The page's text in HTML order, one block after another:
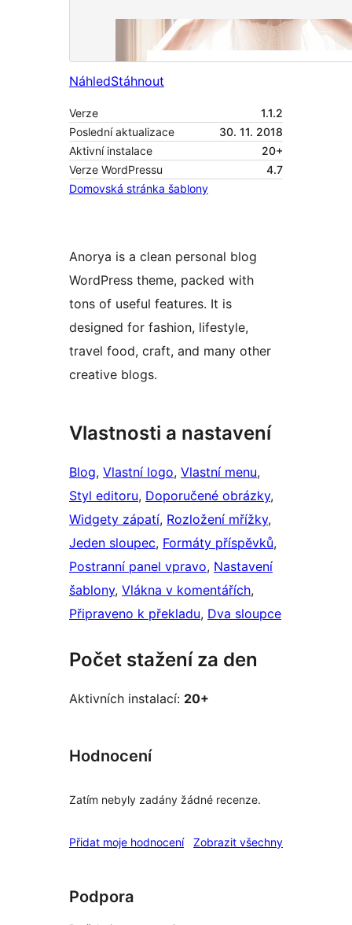
NáhledStáhnout
Verze
1.1.2
Poslední aktualizace
30. 11. 2018
Aktivní instalace
20+
Verze WordPressu
4.7
Domovská stránka šablony
Anorya is a clean personal blog
WordPress theme, packed with
tons of useful features. It is
designed for fashion, lifestyle,
travel food, craft, and many other
creative blogs.
Vlastnosti a nastavení
Blog, Vlastní logo, Vlastní menu
Styl editoru, Doporučené obrázky
Widgety zápatí, Rozložení mřížky
Jeden sloupec, Formáty příspěvků
Postranní panel vpravo, Nastavení
šablony, Vlákna v komentářích
Připraveno k překladu, Dva sloupce
Počet stažení za den
Aktivních instalací: 20+
Hodnocení
Zatím nebyly zadány žádné recenze.
Přidat moje hodnocení Zobrazit všechnyrecenze
Podpora